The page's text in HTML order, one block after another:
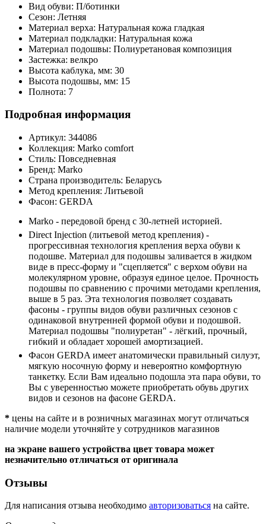
Вид обуви: П/ботинки
Сезон: Летняя
Материал верха: Натуральная кожа гладкая
Материал подкладки: Натуральная кожа
Материал подошвы: Полиуретановая композиция
Застежка: велкро
Высота каблука, мм: 30
Высота подошвы, мм: 15
Полнота: 7
Подробная информация
Артикул: 344086
Коллекция: Marko comfort
Стиль: Повседневная
Бренд: Marko
Страна производитель: Беларусь
Метод крепления: Литьевой
Фасон: GERDA
Marko - передовой бренд с 30-летней историей.
Direct Injection (литьевой метод крепления) -
прогрессивная технология крепления верха обуви к
подошве. Материал для подошвы заливается в жидком
виде в пресс-форму и "сцепляется" с верхом обуви на
молекулярном уровне, образуя единое целое. Прочность
подошвы по сравнению с прочими методами крепления,
выше в 5 раз. Эта технология позволяет создавать
фасоны - группы видов обуви различных сезонов с
одинаковой внутренней формой обуви и подошвой.
Материал подошвы "полиуретан" - лёгкий, прочный,
гибкий и обладает хорошей амортизацией.
Фасон GERDA имеет анатомически правильный силуэт,
мягкую носочную форму и невероятно комфортную
танкетку. Если Вам идеально подошла эта пара обуви, то
Вы с уверенностью можете приобретать обувь других
видов и сезонов на фасоне GERDA.
* цены на сайте и в розничных магазинах могут отличаться
наличие модели уточняйте у сотрудников магазинов
на экране вашего устройства цвет товара может
незначительно отличаться от оригинала
Отзывы
Для написания отзыва необходимо авторизоваться на сайте.